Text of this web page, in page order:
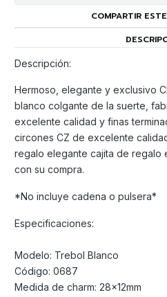
COMPARTIR
Descripción:
Hermoso, elegante y exclusivo
blanco colgante de la suerte,
excelente calidad y finas
circones CZ de excelente
regalo elegante cajita de regalo
con su compra.
*No incluye cadena o pulsera*
Especificaciones:
Modelo: Trebol Blanco
Código: 0687
Medida de charm: 28x12mm